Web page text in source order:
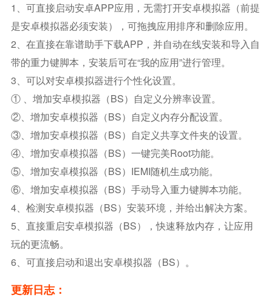
1、可直接启动安卓APP应用，无需打开安卓模拟器（前提
是安卓模拟器必须安装），可拖拽应用排序和删除应用。
2、在直接在靠谱助手下载APP，并自动在线安装和导入自
带的重力键脚本，安装后可在“我的应用”进行管理。
3、可以对安卓模拟器进行个性化设置。
① 、增加安卓模拟器（BS）自定义分辨率设置。
②、增加安卓模拟器（BS）自定义内存分配设置。
③、增加安卓模拟器（BS）自定义共享文件夹的设置。
④、增加安卓模拟器（BS）一键完美root功能。
⑤、增加安卓模拟器（BS）IEMI随机生成功能。
⑥、增加安卓模拟器（BS）手动导入重力键脚本功能。
4、检测安卓模拟器（BS）安装环境，并给出解决方案。
5、直接重启安卓模拟器（BS），快速释放内存，让应用
玩的更流畅。
6、可直接启动和退出安卓模拟器（BS）。
更新日志：